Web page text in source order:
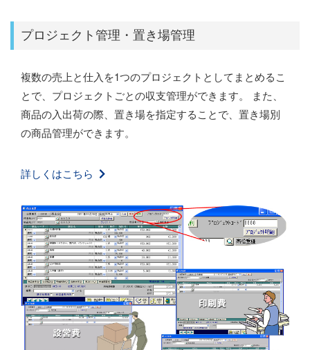
プロジェクト管理・置き場管理
複数の売上と仕入を1つのプロジェクトとしてまとめるこ
とで、プロジェクトごとの収支管理ができます。 また、
商品の入出荷の際、置き場を指定することで、置き場別
の商品管理ができます。
詳しくはこちら